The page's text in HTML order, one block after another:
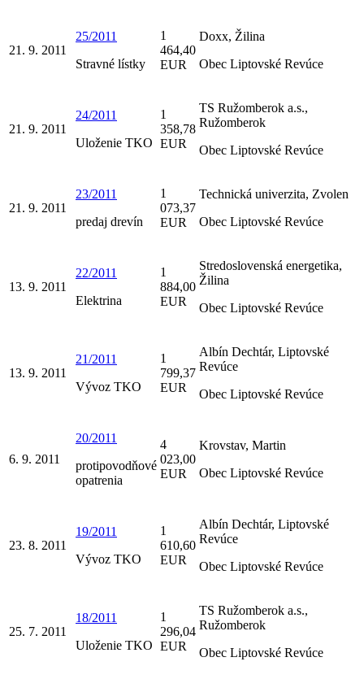
21. 9. 2011
25/2011
Stravné lístky
1
464,40
EUR
Doxx, Žilina
Obec Liptovské Revúce
21. 9. 2011
24/2011
Uloženie TKO
1
358,78
EUR
TS Ružomberok a.s.,
Ružomberok
Obec Liptovské Revúce
21. 9. 2011
23/2011
predaj drevín
1
073,37
EUR
Technická univerzita, Zvolen
Obec Liptovské Revúce
13. 9. 2011
22/2011
Elektrina
1
884,00
EUR
Stredoslovenská energetika,
Žilina
Obec Liptovské Revúce
13. 9. 2011
21/2011
Vývoz TKO
1
799,37
EUR
Albín Dechtár, Liptovské
Revúce
Obec Liptovské Revúce
6. 9. 2011
20/2011
protipovodňové
opatrenia
4
023,00
EUR
Krovstav, Martin
Obec Liptovské Revúce
23. 8. 2011
19/2011
Vývoz TKO
1
610,60
EUR
Albín Dechtár, Liptovské
Revúce
Obec Liptovské Revúce
25. 7. 2011
18/2011
Uloženie TKO
1
296,04
EUR
TS Ružomberok a.s.,
Ružomberok
Obec Liptovské Revúce